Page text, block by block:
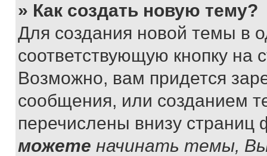
» Как создать новую тему?
Для создания новой темы в
соответствующую кнопку
Возможно, вам придется
сообщения, или созданием
перечислены внизу
можете начинать темы,